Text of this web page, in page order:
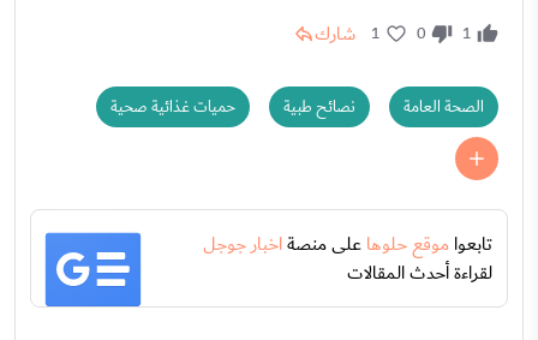
1
0
1 شارك
الصحة العامة نصائح طبية حميات غذائية صحية
تابعواموقع حلوهاعلى منصةاخبار جوجل
لقراءة أحدث المقالات